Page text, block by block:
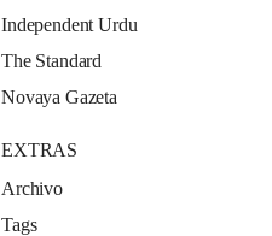
Independent Urdu
The Standard
Novaya Gazeta
EXTRAS
Archivo
Tags